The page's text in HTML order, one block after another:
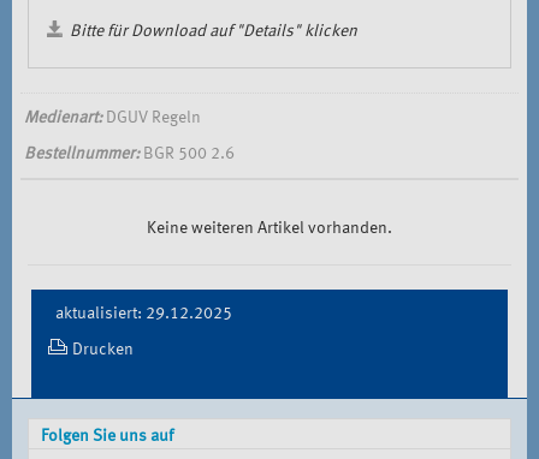
Bitte für Download auf "Details" klicken
Medienart:DGUV Regeln
Bestellnummer:BGR 500 2.6
Keine weiteren Artikel vorhanden.
Document
aktualisiert: 29.12.2025
Drucken
Folgen Sie uns auf